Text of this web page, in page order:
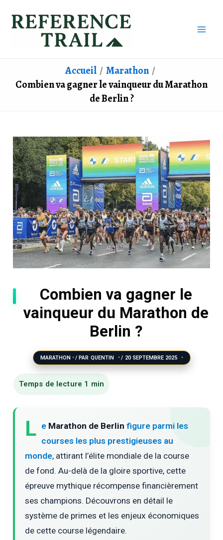
Accueil
Marathon
Combien va gagner le vainqueur du Marathon
de Berlin ?
Combien va gagner le
vainqueur du Marathon de
Berlin ?
MARATHON / PAR QUENTIN / 20 SEPTEMBRE 2025
L e Marathon de Berlin figure parmi les
courses les plus prestigieuses au
monde, attirant l’élite mondiale de la course
de fond. Au-delà de la gloire sportive, cette
épreuve mythique récompense financièrement
ses champions. Découvrons en détail le
système de primes et les enjeux économiques
de cette course légendaire.